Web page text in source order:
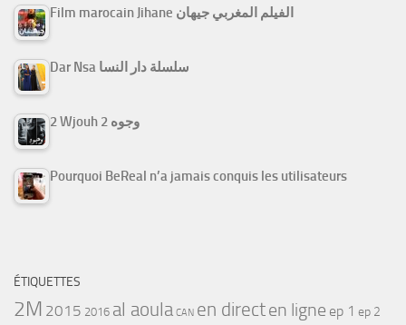
Film marocain Jihane الفيلم المغربي جيهان
Dar Nsa سلسلة دار النسا
2 Wjouh 2 وجوه
Pourquoi BeReal n’a jamais conquis les utilisateurs
ÉTIQUETTES
2M 2015 2016 al aoula CAN en directen ligne ep 1 ep 2